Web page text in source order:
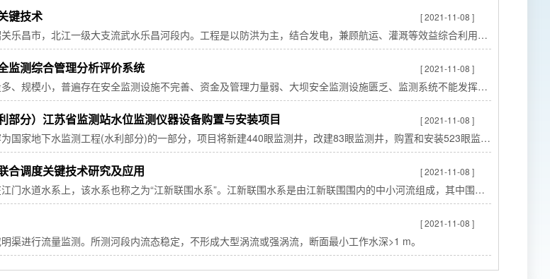
键技术 [ 2021-11-08 ]
乐昌市，北江一级大支流武水乐昌河段内。工程是以防洪为主，结合发电，兼顾航运、灌溉等效益综合利用枢
，校核洪水位164.4m，防洪库容2.11亿m3，总库容为3.74亿m3，电站装机容量为132.0MW。工程等别为Ⅱ等
电站进水口、输水隧洞及电站厂房建筑物组成。
监测综合管理分析评价系统 [ 2021-11-08 ]
、规模小，普遍存在安全监测设施不完善、资金及管理力量弱、大坝安全监测设施匮乏、监测系统不能发挥作
市中小型水库的安全管理存在巨大隐患，亟需结合中小型水库项目特点和信息化建设需求，开展中小型安全监
部分）江苏省监测站水位监测仪器设备购置与安装项目 [ 2021-11-08 ]
国家地下水监测工程(水利部分)的一部分，项目将新建440眼监测井，改建83眼监测井，购置和安装523眼监测
套监测站辅助设施(井口保护设施523个，标识牌523个)。
合调度关键技术研究及应用 [ 2021-11-08 ]
门水道水系上，该水系也称之为“江新联围水系”。江新联围水系是由江新联围围内的中小河流组成，其中围内
，形成若干个中小围，围内又分布着若干小河流，形成了一个大围套小围、环环相扣的复杂水系。
[ 2021-11-08 ]
渠进行流量监测。所测河段内流态稳定，不形成大型涡流或强涡流，断面最小工作水深>1 m。